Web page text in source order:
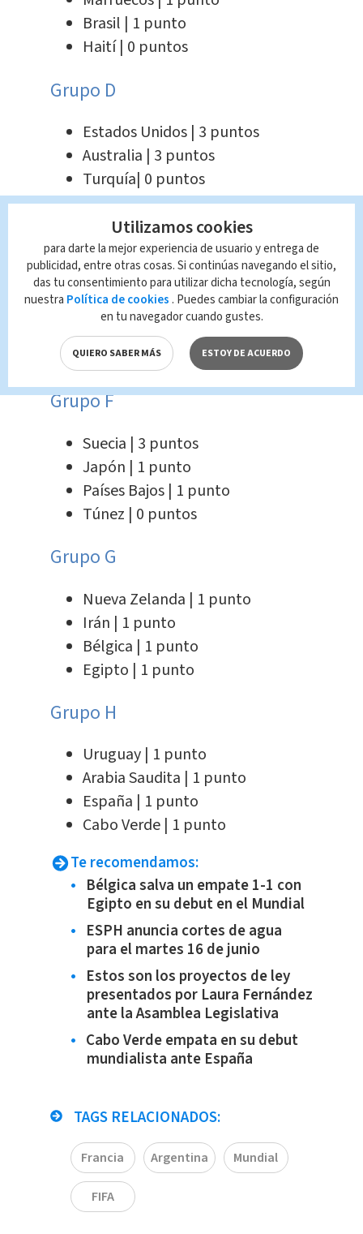
Brasil | 1 punto
Haití | 0 puntos
Grupo D
Estados Unidos | 3 puntos
Australia | 3 puntos
Turquía| 0 puntos
Paraguay | 0 puntos
Grupo E
Alemania | 3 puntos
Costa de Marfil | 3 puntos
Ecuador | 0 puntos
Curazao | 0 puntos
Grupo F
Suecia | 3 puntos
Japón | 1 punto
Países Bajos | 1 punto
Túnez | 0 puntos
Grupo G
Nueva Zelanda | 1 punto
Irán | 1 punto
Bélgica | 1 punto
Egipto | 1 punto
Grupo H
Uruguay | 1 punto
Arabia Saudita | 1 punto
España | 1 punto
Cabo Verde | 1 punto
Te recomendamos:
Bélgica salva un empate 1-1 con
Egipto en su debut en el Mundial
ESPH anuncia cortes de agua
para el martes 16 de junio
Estos son los proyectos de ley
presentados por Laura Fernández
ante la Asamblea Legislativa
Cabo Verde empata en su debut
mundialista ante España
TAGS RELACIONADOS:
Francia Argentina Mundial
FIFA
Utilizamos cookies
para darte la mejor experiencia de usuario y entrega de
publicidad, entre otras cosas. Si continúas navegando el sitio,
das tu consentimiento para utilizar dicha tecnología, según
nuestra Política de cookies . Puedes cambiar la configuración
en tu navegador cuando gustes.
QUIERO SABER MÁS ESTOY DE ACUERDO